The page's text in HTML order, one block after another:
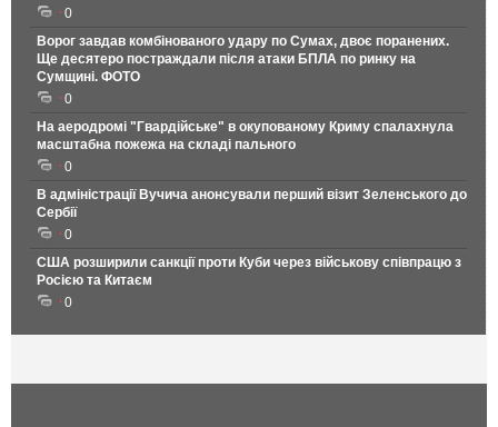
0
Ворог завдав комбінованого удару по Сумах, двоє поранених.
Ще десятеро постраждали після атаки БПЛА по ринку на
Сумщині. ФОТО
0
На аеродромі "Гвардійське" в окупованому Криму спалахнула
масштабна пожежа на складі пального
0
В адміністрації Вучича анонсували перший візит Зеленського до
Сербії
0
США розширили санкції проти Куби через військову співпрацю з
Росією та Китаєм
0